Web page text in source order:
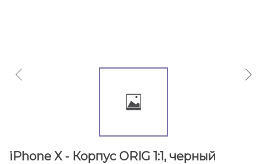
iPhone X - Корпус ORIG 1:1, черный